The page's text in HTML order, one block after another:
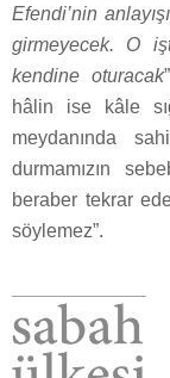
Efendi’nin
girmeyecek. O
kendine oturacak
hâlin ise kâle
meydanında
durmamızın
beraber tekrar
söylemez”.